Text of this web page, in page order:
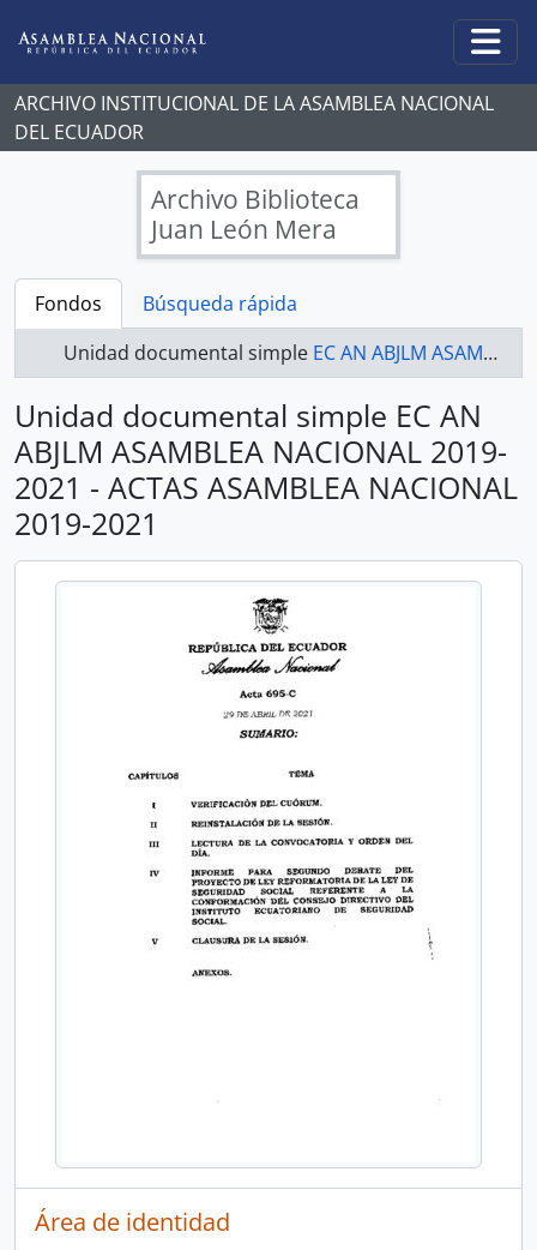
ARCHIVO INSTITUCIONAL DE LA ASAMBLEA NACIONAL
DEL ECUADOR
Archivo Biblioteca
Juan León Mera
Fondos
Búsqueda rápida
Unidad documental simple EC AN ABJLM ASAMBLEA NACIONAL 2019-2021 - ACTAS ASAMBLEA NACIONAL 2019-2021
Unidad documental simple EC AN
ABJLM ASAMBLEA NACIONAL 2019-
2021 - ACTAS ASAMBLEA NACIONAL
2019-2021
Área de identidad